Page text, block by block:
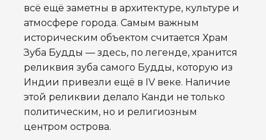
всё ещё заметны в архитектуре, культуре и
атмосфере города. Самым важным
историческим объектом считается Храм
Зуба Будды — здесь, по легенде, хранится
реликвия зуба самого Будды, которую из
Индии привезли ещё в IV веке. Наличие
этой реликвии делало Канди не только
политическим, но и религиозным
центром острова.